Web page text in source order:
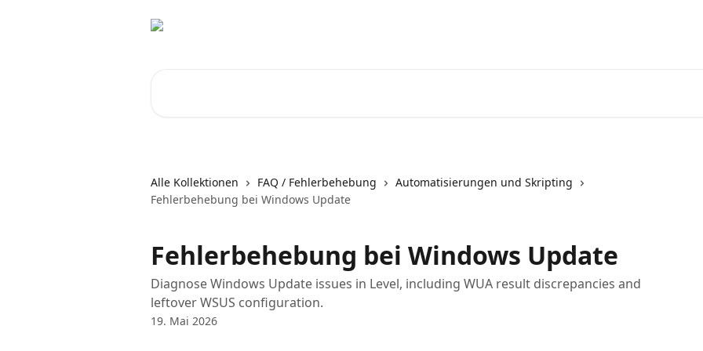
Alle Kollektionen FAQ / Fehlerbehebung
Automatisierungen und Skripting
Fehlerbehebung bei Windows Update
Fehlerbehebung bei Windows Update
Diagnose Windows Update issues in Level, including WUA result discrepancies and
leftover WSUS configuration.
19. Mai 2026